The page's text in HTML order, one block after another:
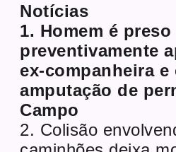
Notícias
1. Homem é preso
preventivamente
ex-companheira e
amputação de
Campo
2. Colisão